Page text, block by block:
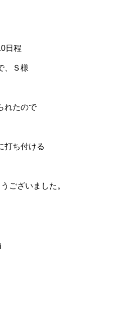
日程
、Ｓ様
れたので
打ち付ける
ございました。